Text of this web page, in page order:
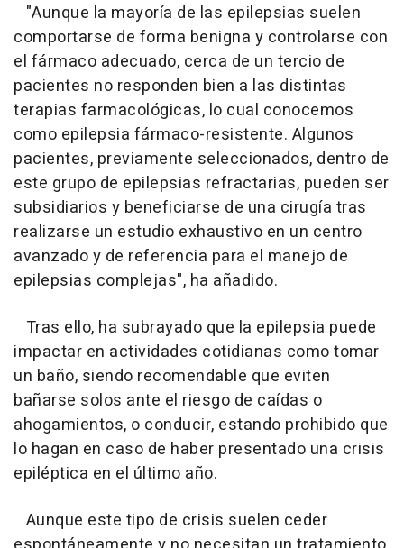
"Aunque la mayoría de las epilepsias suelen
comportarse de forma benigna y controlarse con
el fármaco adecuado, cerca de un tercio de
pacientes no responden bien a las distintas
terapias farmacológicas, lo cual conocemos
como epilepsia fármaco-resistente. Algunos
pacientes, previamente seleccionados, dentro de
este grupo de epilepsias refractarias, pueden ser
subsidiarios y beneficiarse de una cirugía tras
realizarse un estudio exhaustivo en un centro
avanzado y de referencia para el manejo de
epilepsias complejas", ha añadido.
Tras ello, ha subrayado que la epilepsia puede
impactar en actividades cotidianas como tomar
un baño, siendo recomendable que eviten
bañarse solos ante el riesgo de caídas o
ahogamientos, o conducir, estando prohibido que
lo hagan en caso de haber presentado una crisis
epiléptica en el último año.
Aunque este tipo de crisis suelen ceder